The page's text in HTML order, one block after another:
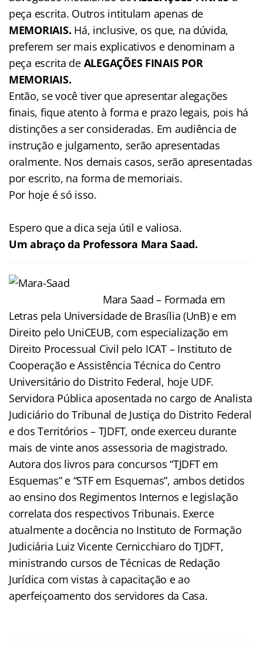
peça escrita. Outros intitulam apenas de
MEMORIAIS. Há, inclusive, os que, na dúvida,
preferem ser mais explicativos e denominam a
peça escrita de ALEGAÇÕES FINAIS POR
MEMORIAIS.
Então, se você tiver que apresentar alegações
finais, fique atento à forma e prazo legais, pois há
distinções a ser consideradas. Em audiência de
instrução e julgamento, serão apresentadas
oralmente. Nos demais casos, serão apresentadas
por escrito, na forma de memoriais.
Por hoje é só isso.
Espero que a dica seja útil e valiosa.
Um abraço da Professora Mara Saad.
Mara Saad – Formada em
Letras pela Universidade de Brasília (UnB) e em
Direito pelo UniCEUB, com especialização em
Direito Processual Civil pelo ICAT – Instituto de
Cooperação e Assistência Técnica do Centro
Universitário do Distrito Federal, hoje UDF.
Servidora Pública aposentada no cargo de Analista
Judiciário do Tribunal de Justiça do Distrito Federal
e dos Territórios – TJDFT, onde exerceu durante
mais de vinte anos assessoria de magistrado.
Autora dos livros para concursos “TJDFT em
Esquemas” e “STF em Esquemas”, ambos detidos
ao ensino dos Regimentos Internos e legislação
correlata dos respectivos Tribunais. Exerce
atualmente a docência no Instituto de Formação
Judiciária Luiz Vicente Cernicchiaro do TJDFT,
ministrando cursos de Técnicas de Redação
Jurídica com vistas à capacitação e ao
aperfeiçoamento dos servidores da Casa.